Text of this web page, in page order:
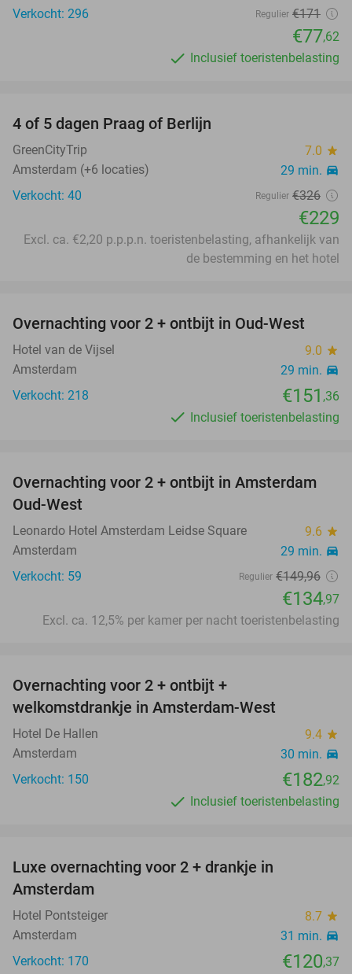
Verkocht: 296 Regulier €171
€77,62
Inclusief toeristenbelasting
4 of 5 dagen Praag of Berlijn
GreenCityTrip 7.0 star
Amsterdam (+6 locaties) 29 min. directions_car
Verkocht: 40 Regulier €326
€229
Excl. ca. €2,20 p.p.p.n. toeristenbelasting, afhankelijk van
de bestemming en het hotel
Overnachting voor 2 + ontbijt in Oud-West
Hotel van de Vijsel 9.0 star
Amsterdam 29 min. directions_car
Verkocht: 218 €151 ,36
Inclusief toeristenbelasting
10%
Overnachting voor 2 + ontbijt in Amsterdam
Oud-West
Leonardo Hotel Amsterdam Leidse Square 9.6 star
Amsterdam 29 min. directions_car
Verkocht: 59 Regulier €149,96
€134,97
Excl. ca. 12,5% per kamer per nacht toeristenbelasting
Overnachting voor 2 + ontbijt +
welkomstdrankje in Amsterdam-West
Hotel De Hallen 9.4 star
Amsterdam 30 min. directions_car
Verkocht: 150 €182,92
Inclusief toeristenbelasting
Luxe overnachting voor 2 + drankje in
Amsterdam
Hotel Pontsteiger 8.7 star
Amsterdam 31 min. directions_car
Verkocht: 170 €120,37